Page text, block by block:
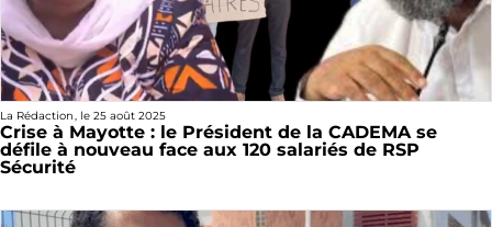
La Rédaction, le 25 août 2025
Crise à Mayotte : le Président de la CADEMA se
défile à nouveau face aux 120 salariés de RSP
Sécurité